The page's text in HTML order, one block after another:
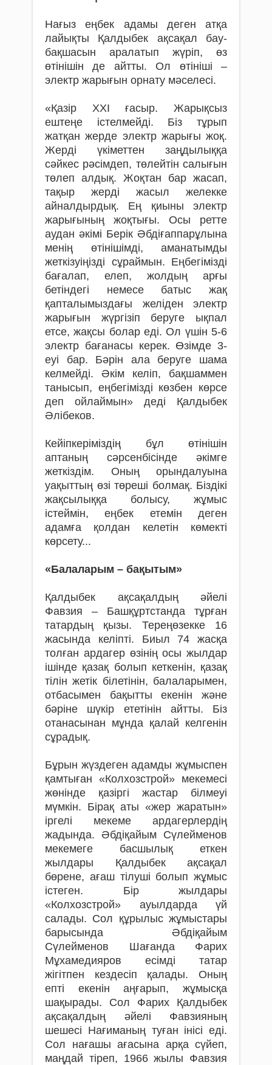
Нағыз еңбек адамы деген атқа
лайықты Қалдыбек ақсақал бау-
бақшасын аралатып жүріп, өз
өтінішін де айтты. Ол өтініші –
электр жарығын орнату мәселесі.
«Қазір ХХІ ғасыр. Жарықсыз
ештеңе істелмейді. Біз тұрып
жатқан жерде электр жарығы жоқ.
Жерді үкіметтен заңдылыққа
сәйкес рәсімдеп, төлейтін салығын
төлеп алдық. Жоқтан бар жасап,
тақыр жерді жасыл желекке
айналдырдық. Ең қиыны электр
жарығының жоқтығы. Осы ретте
аудан әкімі Берік Әбдіғаппарұлына
менің өтінішімді, аманатымды
жеткізуіңізді сұраймын. Еңбегімізді
бағалап, елеп, жолдың арғы
бетіндегі немесе батыс жақ
қапталы­мыз­дағы желіден электр
жа­рығын жүргізіп беруге ықпал
етсе, жақсы болар еді. Ол үшін 5-6
электр бағанасы керек. Өзімде 3-
еуі бар. Бәрін ала беруге шама
келмейді. Әкім келіп, бақшаммен
танысып, еңбегімізді көзбен көрсе
деп ойлаймын» деді Қалдыбек
Әлібеков.
Кейіпкеріміздің бұл өтінішін
аптаның сәрсенбісінде әкімге
жеткіздім. Оның орындалуына
уақыттың өзі төреші болмақ. Біздікі
жақсылыққа болысу, жұмыс
істеймін, еңбек етемін деген
адамға қолдан келетін көмекті
көрсету...
«Балаларым – бақытым»
Қалдыбек ақсақалдың әйелі
Фавзия – Баш­құрт­станда тұрған
татардың қызы. Тереңөзекке 16
жасында келіпті. Биыл 74 жас­­қа
толған ардагер өзінің осы жылдар
ішін­де қазақ болып кеткенін, қазақ
тілін жетік білетінін, балаларымен,
отбасымен бақытты екенін және
бәріне шүкір ететінін айтты. Біз
отанасынан мұнда қалай келгенін
сұрадық.
Бұрын жүздеген адамды жұмыспен
қам­тыған «Колхозстрой» мекемесі
жөнінде қазіргі жастар білмеуі
мүмкін. Бірақ аты «жер жаратын»
іргелі мекеме ардагерлердің
жадында. Әбдіқайым Сүлейменов
мекемеге басшылық еткен
жылдары Қалдыбек ақсақал
бөрене, ағаш тілуші болып жұмыс
істеген. Бір жылдары
«Колхозстрой» ауылдарда үй
салады. Сол құрылыс жұмыстары
барысында Әбдіқайым
Сүлейменов Шағанда Фарих
Мұхамедияров есімді татар
жігітпен кездесіп қалады. Оның
епті екенін аңғарып, жұмысқа
шақырады. Сол Фарих Қалдыбек
ақсақалдың әйелі Фавзияның
шешесі Нағиманың туған інісі еді.
Сол нағашы ағасына арқа сүйеп,
маңдай тіреп, 1966 жылы Фавзия